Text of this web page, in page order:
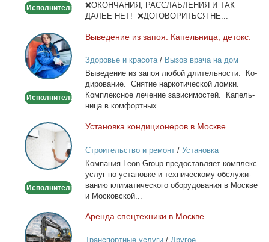
Исполнитель
❌ОКОНЧАНИЯ, РАССЛАБЛЕНИЯ И ТАК
ДАЛЕЕ НЕТ! ❌ДОГОВОРИТЬСЯ НЕ...
Выведение
из
запоя.
Капельница,
Исполнитель
Вы­ве­де­ние из за­поя. Ка­пель­ни­ца, де­токс.
Здоровье и красота/ Вызов врача на дом
Вы­ве­де­ние из за­поя лю­бой дли­тель­но­сти. Ко­
ди­ро­ва­ние. Сня­тие нар­ко­ти­че­ской лом­ки.
Ком­плекс­ное ле­че­ние за­ви­си­мо­стей. Ка­пель­
ни­ца в ком­форт­ных...
Установка
кондиционеров
в
Москве
Исполнитель
Уста­нов­ка кон­ди­ци­о­не­ров в Москве
Строительство и ремонт/ Установка
кондиционеров
Ком­па­ния Leon Group предо­став­ля­ет ком­плекс
услуг по уста­нов­ке и тех­ни­че­ско­му об­слу­жи­
ва­нию кли­ма­ти­че­ско­го обо­ру­до­ва­ния в Москве
и Мос­ков­ской...
Аренда
спецтехники
Арен­да спец­тех­ни­ки в Москве
Транспортные услуги/ Другое